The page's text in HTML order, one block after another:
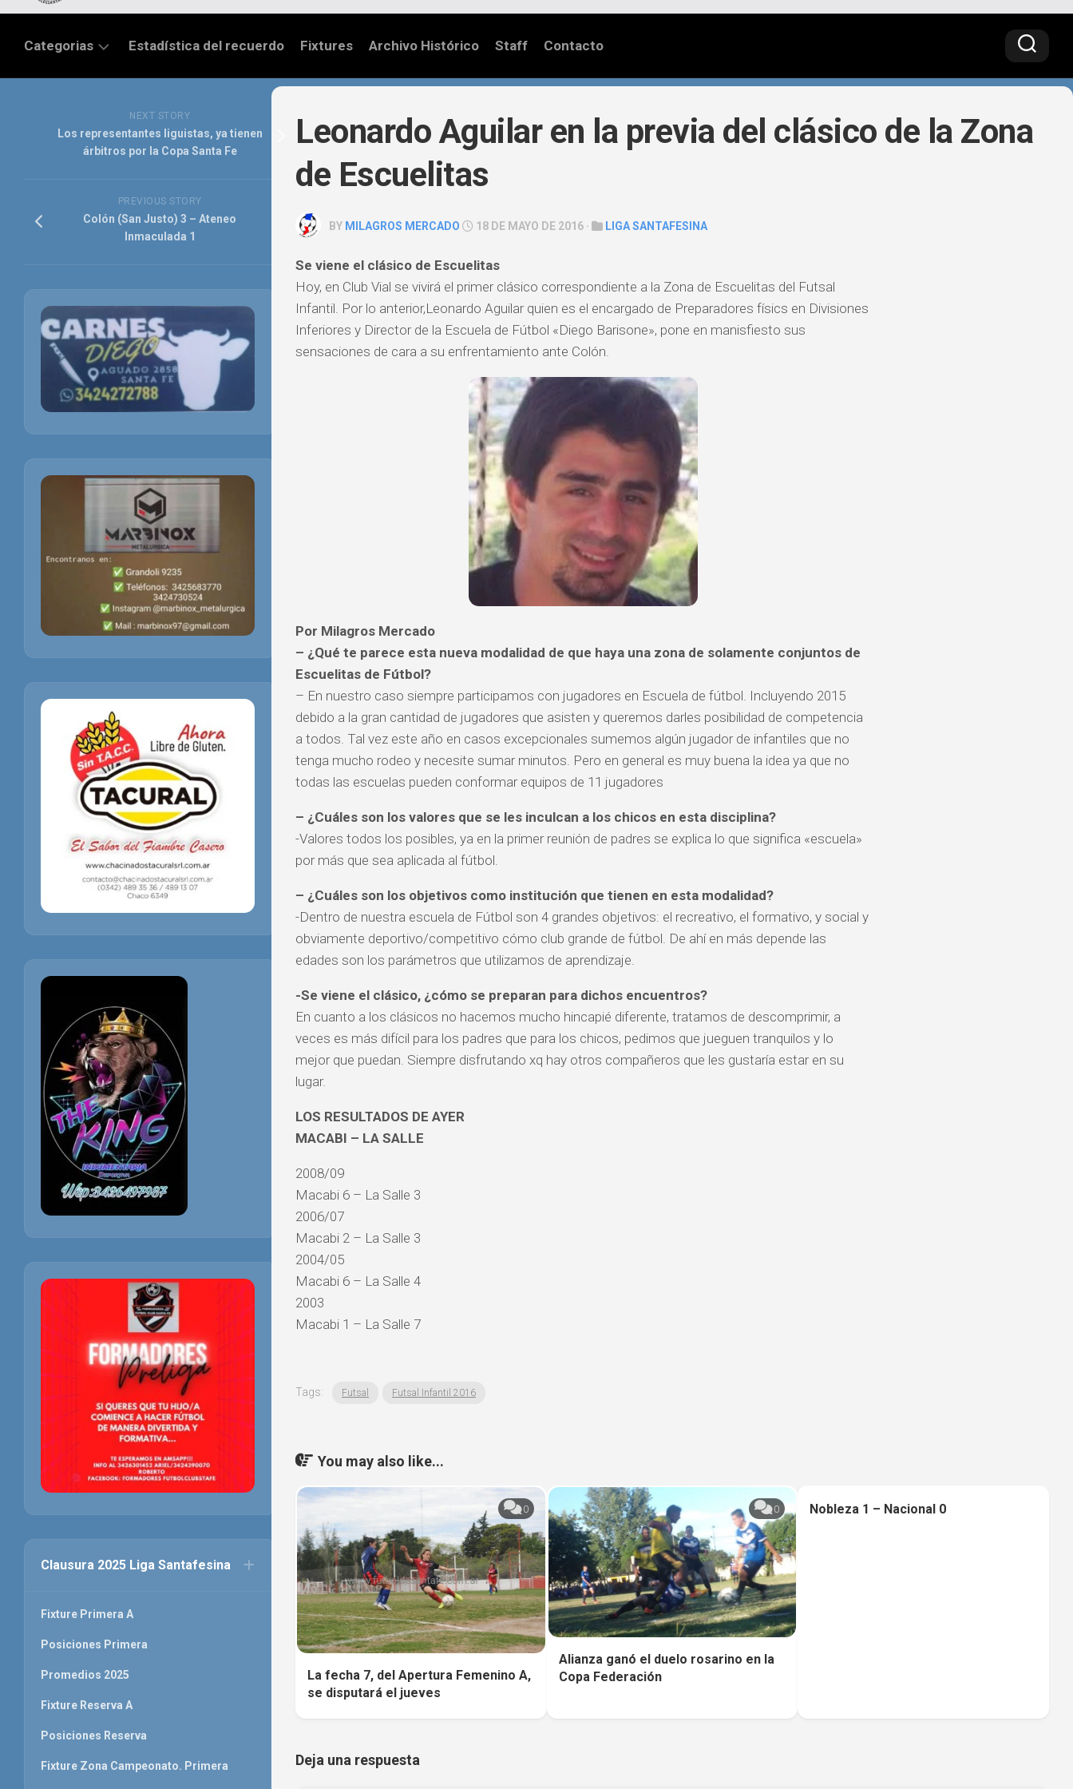
Categorias
PRIMERA
FÚTBOL
INTERNACIONAL
Estadística del recuerdo Fixtures Archivo Histórico Staff Contacto
Leonardo Aguilar en la previa del clásico de la Zona
de Escuelitas
BY MILAGROS MERCADO 18 DE MAYO DE 2016 · LIGA SANTAFESINA
Se viene el clásico de Escuelitas
Hoy, en Club Vial se vivirá el primer clásico correspondiente a la Zona de Escuelitas del Futsal
Infantil. Por lo anterior,Leonardo Aguilar quien es el encargado de Preparadores físics en Divisiones
Inferiores y Director de la Escuela de Fútbol «Diego Barisone», pone en manisfiesto sus
sensaciones de cara a su enfrentamiento ante Colón.
Por Milagros Mercado
– ¿Qué te parece esta nueva modalidad de que haya una zona de solamente conjuntos de
Escuelitas de Fútbol?
– En nuestro caso siempre participamos con jugadores en Escuela de fútbol. Incluyendo 2015
debido a la gran cantidad de jugadores que asisten y queremos darles posibilidad de competencia
a todos. Tal vez este año en casos excepcionales sumemos algún jugador de infantiles que no
tenga mucho rodeo y necesite sumar minutos. Pero en general es muy buena la idea ya que no
todas las escuelas pueden conformar equipos de 11 jugadores
– ¿Cuáles son los valores que se les inculcan a los chicos en esta disciplina?
-Valores todos los posibles, ya en la primer reunión de padres se explica lo que significa «escuela»
por más que sea aplicada al fútbol.
– ¿Cuáles son los objetivos como institución que tienen en esta modalidad?
-Dentro de nuestra escuela de Fútbol son 4 grandes objetivos: el recreativo, el formativo, y social y
obviamente deportivo/competitivo cómo club grande de fútbol. De ahí en más depende las
edades son los parámetros que utilizamos de aprendizaje.
-Se viene el clásico, ¿cómo se preparan para dichos encuentros?
En cuanto a los clásicos no hacemos mucho hincapié diferente, tratamos de descomprimir, a
veces es más difícil para los padres que para los chicos, pedimos que jueguen tranquilos y lo
mejor que puedan. Siempre disfrutando xq hay otros compañeros que les gustaría estar en su
lugar.
LOS RESULTADOS DE AYER
MACABI – LA SALLE
2008/09
Macabi 6 – La Salle 3
2006/07
Macabi 2 – La Salle 3
2004/05
Macabi 6 – La Salle 4
2003
Macabi 1 – La Salle 7
Tags: Futsal Futsal Infantil 2016
You may also like...
0
La fecha 7, del Apertura Femenino A,
se disputará el jueves
0
Alianza ganó el duelo rosarino en la
Copa Federación
Nobleza 1 – Nacional 0
Deja una respuesta
NEXT STORY
Los representantes liguistas, ya tienen
árbitros por la Copa Santa Fe
PREVIOUS STORY
Colón (San Justo) 3 – Ateneo
Inmaculada 1
Clausura 2025 Liga Santafesina
Fixture Primera A
Posiciones Primera
Promedios 2025
Fixture Reserva A
Posiciones Reserva
Fixture Zona Campeonato. Primera